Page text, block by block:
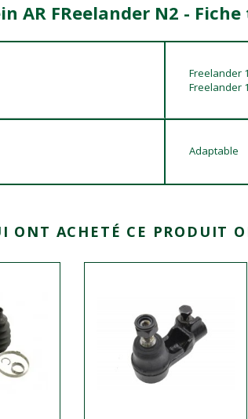
AR FReelander N2 -
Freelander
Freelander
Adaptable
ONT ACHETÉ CE PRODUIT